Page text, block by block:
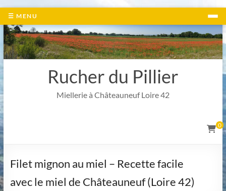
☰ MENU
Aller
contenu
Rucher du Pillier
Miellerie à Châteauneuf Loire 42
0
Filet mignon au miel – Recette facile
avec le miel de Châteauneuf (Loire 42)